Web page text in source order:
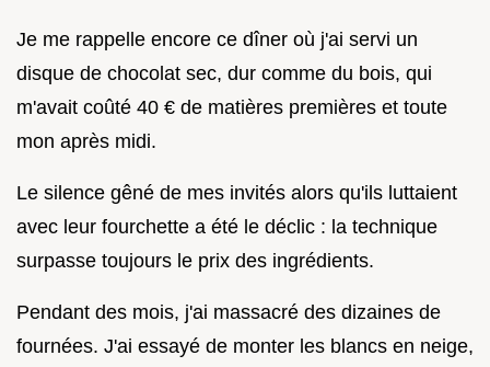
Je me rappelle encore ce dîner où j'ai servi un
disque de chocolat sec, dur comme du bois, qui
m'avait coûté 40 € de matières premières et toute
mon après midi.
Le silence gêné de mes invités alors qu'ils luttaient
avec leur fourchette a été le déclic : la technique
surpasse toujours le prix des ingrédients.
Pendant des mois, j'ai massacré des dizaines de
fournées. J'ai essayé de monter les blancs en neige,